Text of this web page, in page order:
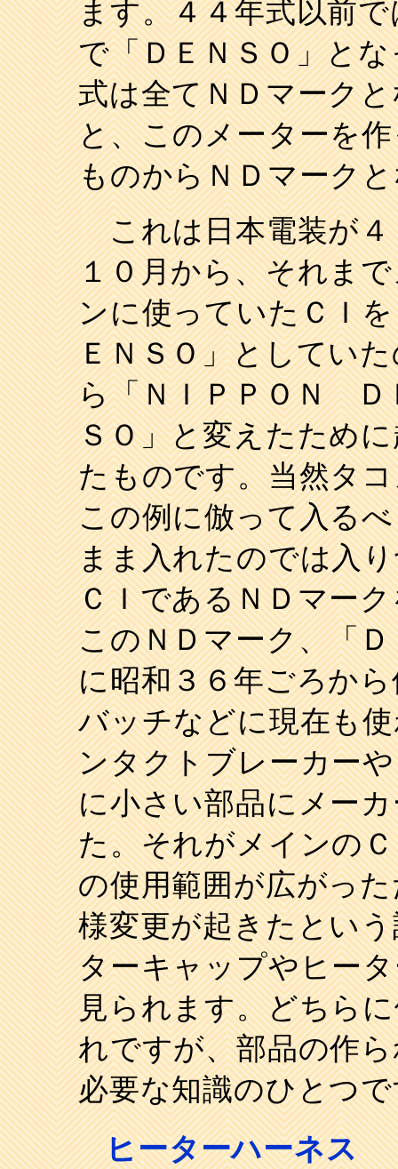
ます。４４年式以前
で「ＤＥＮＳＯ」と
式は全てＮＤマーク
と、このメーターを
ものからＮＤマーク
これは日本電装が４
１０月から、それま
ンに使っていたＣＩ
ＥＮＳＯ」としてい
ら「ＮＩＰＰＯＮ Ｄ
ＳＯ」と変えたため
たものです。当然タ
この例に倣って入る
まま入れたのでは入
ＣＩであるＮＤマー
このＮＤマーク、「
に昭和３６年ごろか
バッチなどに現在も
ンタクトブレーカー
に小さい部品にメー
た。それがメインの
の使用範囲が広がっ
様変更が起きたとい
ターキャップやヒー
見られます。どちら
れですが、部品の作
必要な知識のひとつ
ヒーターハーネス